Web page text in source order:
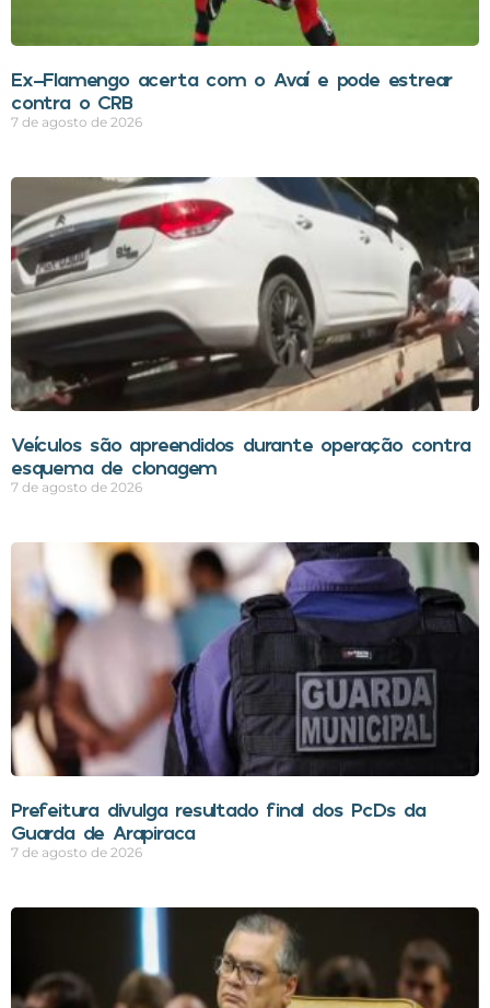
Ex-Flamengo acerta com o Avaí e pode estrear
contra o CRB
7 de agosto de 2026
Veículos são apreendidos durante operação contra
esquema de clonagem
7 de agosto de 2026
Prefeitura divulga resultado final dos PcDs da
Guarda de Arapiraca
7 de agosto de 2026